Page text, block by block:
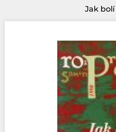
Jak